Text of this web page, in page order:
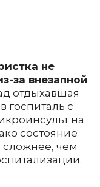
не
за внезапной
отдыхавшая
госпиталь с
на
состояние
сложнее, чем